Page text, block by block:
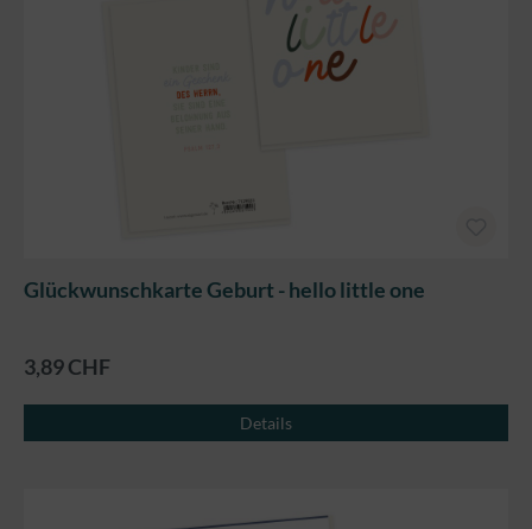
Glückwunschkarte Geburt - hello little one
3,89 CHF
Details